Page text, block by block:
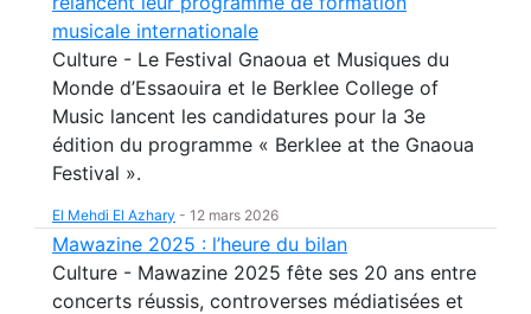
musicale internationale
Culture - Le Festival Gnaoua et Musiques du
Monde d’Essaouira et le Berklee College of
Music lancent les candidatures pour la 3e
édition du programme « Berklee at the Gnaoua
Festival ».
El Mehdi El Azhary - 12 mars 2026
Mawazine 2025 : l’heure du bilan
Culture - Mawazine 2025 fête ses 20 ans entre
concerts réussis, controverses médiatisées et